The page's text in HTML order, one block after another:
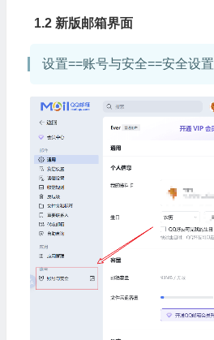
1.2 新版邮箱界面
设置==账号与安全==安全设置